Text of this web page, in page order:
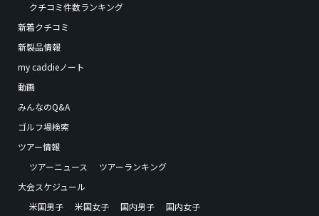
クチコミ件数ランキング
新着クチコミ
新製品情報
my caddieノート
動画
みんなのQ&A
ゴルフ場検索
ツアー情報
ツアーニュース
ツアーランキング
大会スケジュール
米国男子
米国女子 国内男子
国内女子